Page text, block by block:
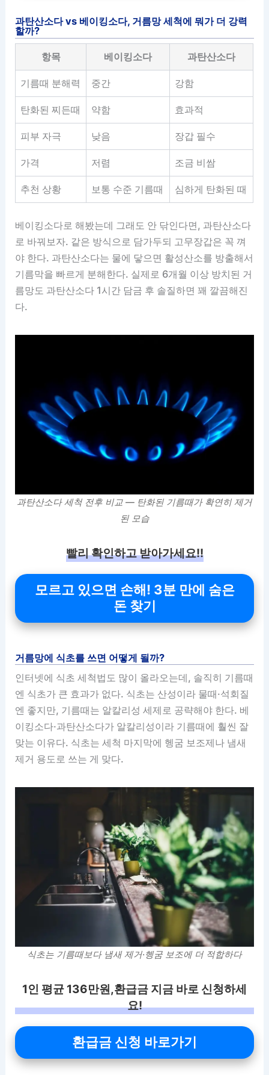
과탄산소다 vs 베이킹소다, 거름망 세척에 뭐가 더 강력
할까?
항목 베이킹소다 과탄산소다
기름때 분해력 중간 강함
탄화된 찌든때 약함 효과적
피부 자극 낮음 장갑 필수
가격 저렴 조금 비쌈
추천 상황 보통 수준 기름때 심하게 탄화된 때
베이킹소다로 해봤는데 그래도 안 닦인다면, 과탄산소다
로 바꿔보자. 같은 방식으로 담가두되 고무장갑은 꼭 껴
야 한다. 과탄산소다는 물에 닿으면 활성산소를 방출해서
기름막을 빠르게 분해한다. 실제로 6개월 이상 방치된 거
름망도 과탄산소다 1시간 담금 후 솔질하면 꽤 깔끔해진
다.
과탄산소다 세척 전후 비교 — 탄화된 기름때가 확연히 제거
된 모습
빨리 확인하고 받아가세요!!
모르고 있으면 손해! 3분 만에 숨은
돈 찾기
거름망에 식초를 쓰면 어떻게 될까?
인터넷에 식초 세척법도 많이 올라오는데, 솔직히 기름때
엔 식초가 큰 효과가 없다. 식초는 산성이라 물때·석회질
엔 좋지만, 기름때는 알칼리성 세제로 공략해야 한다. 베
이킹소다·과탄산소다가 알칼리성이라 기름때에 훨씬 잘
맞는 이유다. 식초는 세척 마지막에 헹굼 보조제나 냄새
제거 용도로 쓰는 게 맞다.
식초는 기름때보다 냄새 제거·헹굼 보조에 더 적합하다
1인 평균 136만원,환급금 지금 바로 신청하세
요!
환급금 신청 바로가기